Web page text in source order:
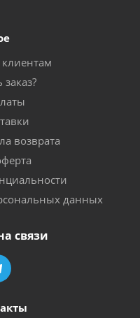
возврата
данных
связи